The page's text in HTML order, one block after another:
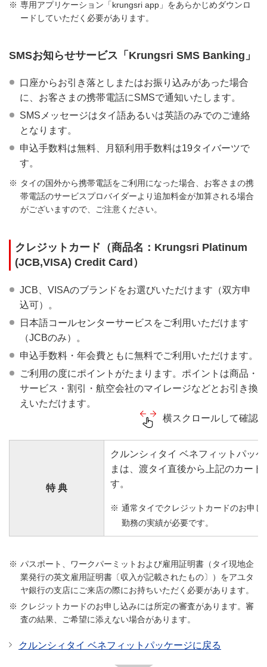
専用アプリケーション「krungsri app」をあらかじめダウンロ
ードしていただく必要があります。
SMSお知らせサービス「Krungsri SMS Banking」
口座からお引き落としまたはお振り込みがあった場合
に、お客さまの携帯電話にSMSで通知いたします。
SMSメッセージはタイ語あるいは英語のみでのご連絡
となります。
申込手数料は無料、月額利用手数料は19タイバーツで
す。
タイの国外から携帯電話をご利用になった場合、お客さまの携
帯電話のサービスプロバイダーより追加料金が加算される場合
がございますので、ご注意ください。
クレジットカード（商品名：Krungsri Platinum
(JCB,VISA) Credit Card）
JCB、VISAのブランドをお選びいただけます（双方申
込可）。
日本語コールセンターサービスをご利用いただけます
（JCBのみ）。
申込手数料・年会費ともに無料でご利用いただけます。
ご利用の度にポイントがたまります。ポイントは商品・
サービス・割引・航空会社のマイレージなどとお引き換
えいただけます。
横スクロールして確認
特 典
クルンシィタイ ベネフィットパッ
まは、渡タイ直後から上記のカー
す。
※ 通常タイでクレジットカードのお申
勤務の実績が必要です。
パスポート、ワークパーミットおよび雇用証明書（タイ現地企
業発行の英文雇用証明書〔収入が記載されたもの〕）をアユタ
ヤ銀行の支店にご来店の際にお持ちいただく必要があります。
クレジットカードのお申し込みには所定の審査があります。審
査の結果、ご希望に添えない場合があります。
クルンシィタイ ベネフィットパッケージに戻る